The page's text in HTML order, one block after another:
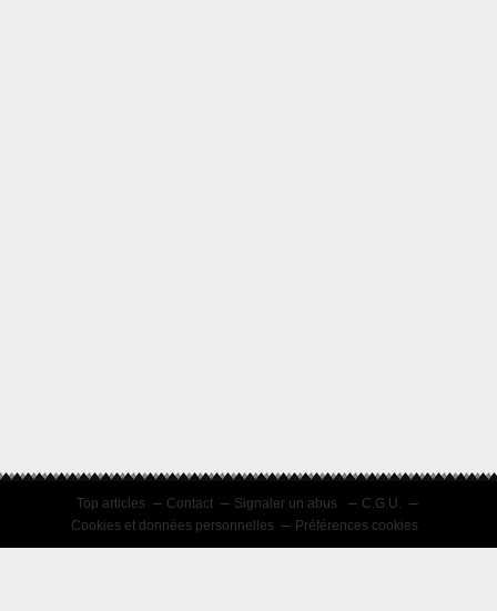
Top articles Contact Signaler un abus
C.G.U.
Cookies et données personnelles
Préférences cookies